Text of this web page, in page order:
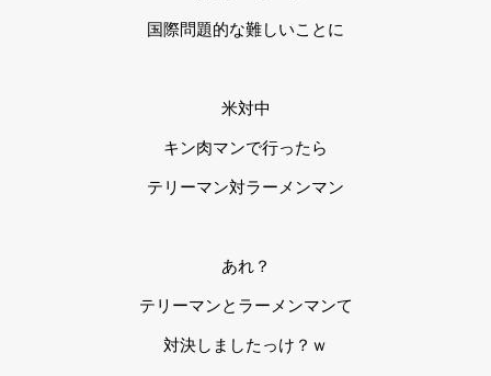
国際問題的な難しいことに
米対中
キン肉マンで行ったら
テリーマン対ラーメンマン
あれ？
テリーマンとラーメンマンて
対決しましたっけ？ｗ